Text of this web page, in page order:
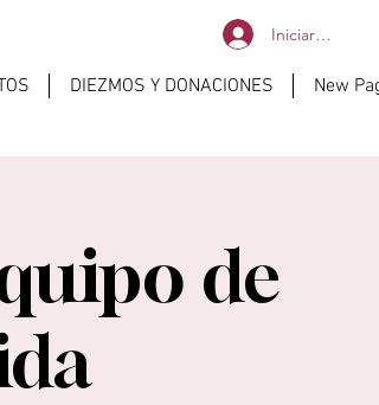
Iniciar sesión
DIEZMOS Y DONACIONES New
de